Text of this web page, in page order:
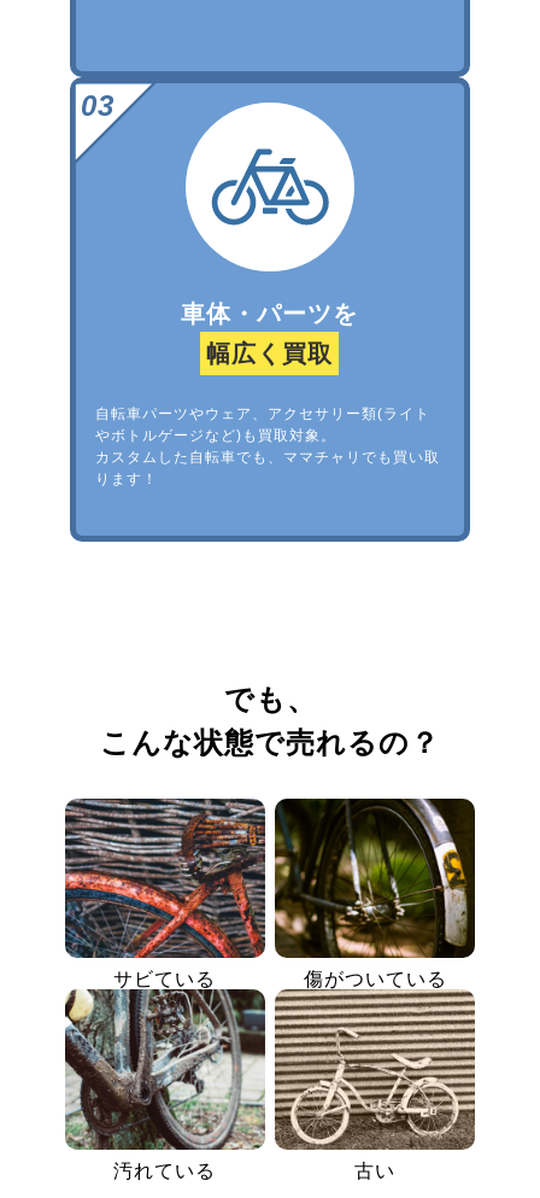
車体・パーツを
幅広く買取
自転車パーツやウェア、アクセサリー類(ライト
やボトルゲージなど)も買取対象。
カスタムした自転車でも、ママチャリでも買い取
ります！
でも、
こんな状態で売れるの？
サビている 傷がついている
汚れている 古い